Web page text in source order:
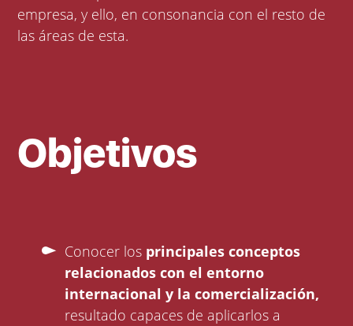
empresa, y ello, en consonancia con el resto de
las áreas de esta.
Objetivos
Conocer los principales conceptos
relacionados con el entorno
internacional y la comercialización,
resultado capaces de aplicarlos a